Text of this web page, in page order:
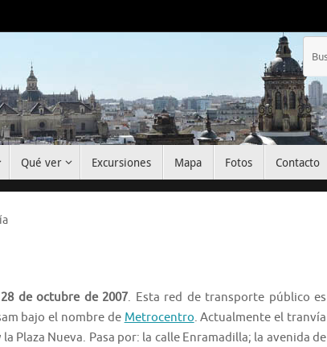
Qué ver Excursiones Mapa Fotos Contacto
de octubre de 2007. Esta red de transporte público es
bajo el nombre de Metrocentro. Actualmente el tranvía
Plaza Nueva. Pasa por: la calle Enramadilla; la avenida de